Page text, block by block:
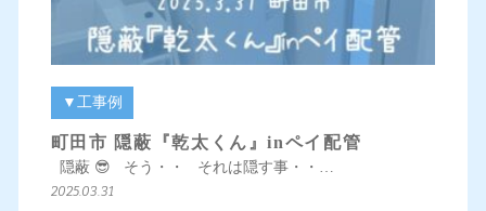
▼工事例
町田市 隠蔽『乾太くん』inペイ配管
隠蔽 😎 そう・・ それは隠す事・・…
2025.03.31